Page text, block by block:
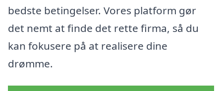
bedste betingelser. Vores platform gør
det nemt at finde det rette firma, så du
kan fokusere på at realisere dine
drømme.